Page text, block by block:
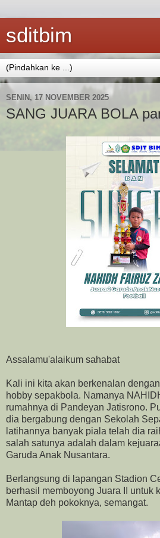
sditbim
SENIN, 17 NOVEMBER 2025
SANG JUARA BOLA
Assalamu'alaikum sahabat
Kali ini kita akan berkenalan
hobby sepakbola. Namanya
rumahnya di Pandeyan Jatisrono.
dia bergabung dengan Sekolah
latihannya banyak piala telah dia
salah satunya adalah dalam
Garuda Anak Nusantara.
Berlangsung di lapangan Stadion
berhasil memboyong Juara II untuk
Mantap deh pokoknya, semangat.